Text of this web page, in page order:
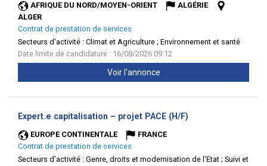
AFRIQUE DU NORD/MOYEN-ORIENT
ALGÉRIE
ALGER
Contrat de prestation de services
Secteurs d'activité : Climat et Agriculture ; Environnement et santé
Date limite de candidature : 16/08/2026 09:12
Voir l'annonce
Expert.e capitalisation – projet PACE (H/F)
EUROPE CONTINENTALE
FRANCE
Contrat de prestation de services
Secteurs d'activité : Genre, droits et modernisation de l'Etat ; Suivi et